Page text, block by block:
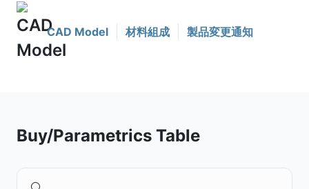
CAD Model 材料組成 製品変更通知
Buy/Parametrics Table